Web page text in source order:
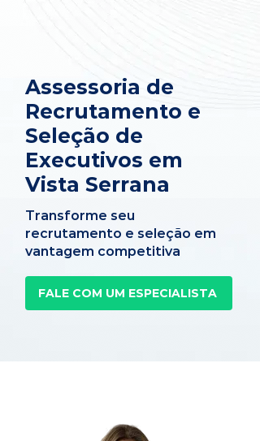
Assessoria de
Recrutamento e
Seleção de
Executivos em
Vista Serrana
Transforme seu
recrutamento e seleção em
vantagem competitiva
FALE COM UM ESPECIALISTA